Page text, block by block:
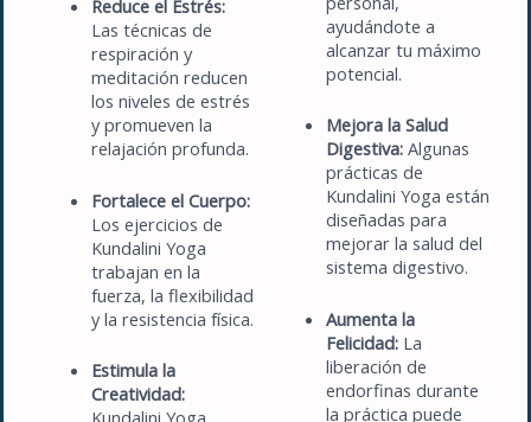
Reduce el Estrés:
Las técnicas de
respiración y
meditación reducen
los niveles de estrés
y promueven la
relajación profunda.
Fortalece el Cuerpo:
Los ejercicios de
Kundalini Yoga
trabajan en la
fuerza, la flexibilidad
y la resistencia física.
Estimula la
Creatividad:
Kundalini Yoga
ayudándote a
alcanzar tu máximo
potencial.
Mejora la Salud
Digestiva: Algunas
prácticas de
Kundalini Yoga están
diseñadas para
mejorar la salud del
sistema digestivo.
Aumenta la
Felicidad: La
liberación de
endorfinas durante
la práctica puede